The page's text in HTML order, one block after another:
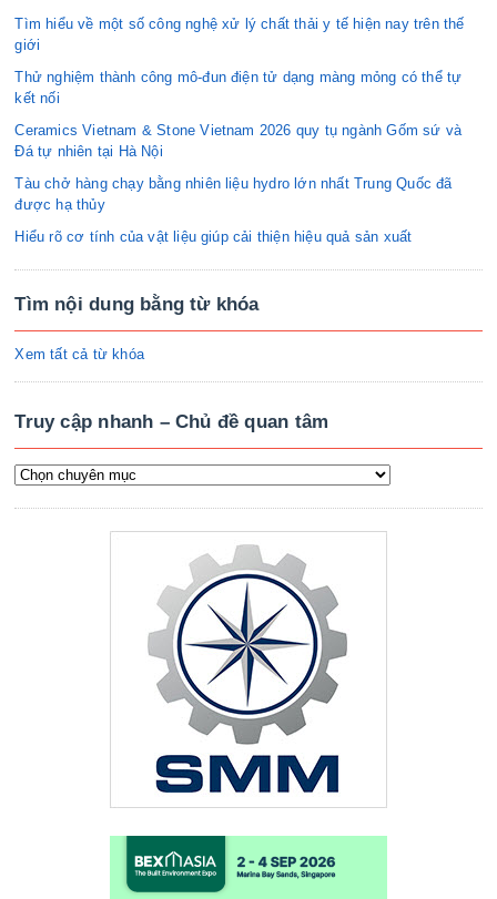
Tìm hiểu về một số công nghệ xử lý chất thải y tế hiện nay trên thế
giới
Thử nghiệm thành công mô-đun điện tử dạng màng mỏng có thể tự
kết nối
Ceramics Vietnam & Stone Vietnam 2026 quy tụ ngành Gốm sứ và
Đá tự nhiên tại Hà Nội
Tàu chở hàng chạy bằng nhiên liệu hydro lớn nhất Trung Quốc đã
được hạ thủy
Hiểu rõ cơ tính của vật liệu giúp cải thiện hiệu quả sản xuất
Tìm nội dung bằng từ khóa
Xem tất cả từ khóa
Truy cập nhanh – Chủ đề quan tâm